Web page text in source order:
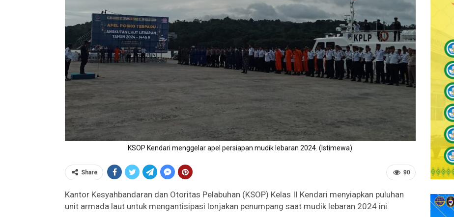
KSOP Kendari menggelar apel persiapan mudik lebaran 2024. (Istimewa)
90
Share
Kantor Kesyahbandaran dan Otoritas Pelabuhan (KSOP) Kelas II Kendari menyiapkan puluhan
unit armada laut untuk mengantisipasi lonjakan penumpang saat mudik lebaran 2024 ini.